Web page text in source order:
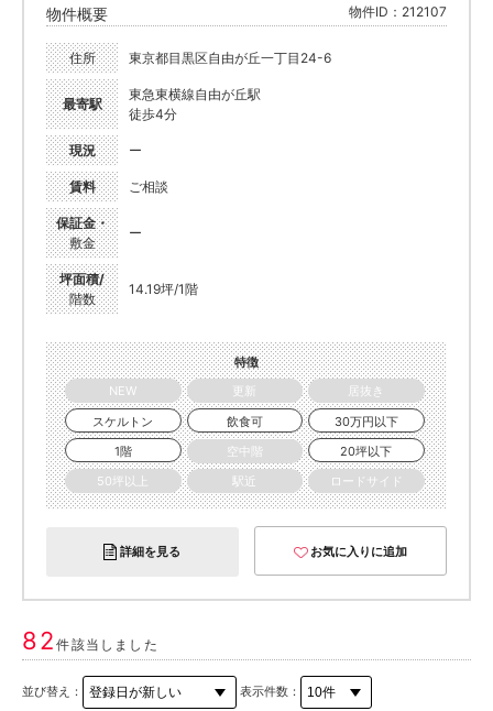
物件概要 物件ID：212107
住所 東京都目黒区自由が丘一丁目24-6
最寄駅
東急東横線自由が丘駅
徒歩4分
現況 ー
賃料 ご相談
保証金・
敷金
ー
坪面積/
階数
14.19坪/1階
特徴
NEW
更新
居抜き
スケルトン
飲食可
30万円以下
1階
空中階
20坪以下
50坪以上
駅近 ロードサイド
詳細を見る お気に入りに追加
82件該当しました
並び替え： 表示件数：